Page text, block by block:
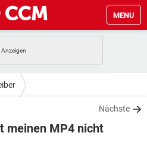
MENU
IOS
TIKTOK
STREAMING
Nächste
meinen MP4 nicht